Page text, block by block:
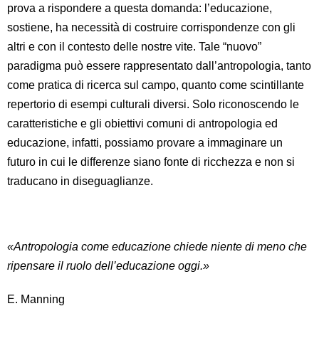
prova a rispondere a questa domanda: l’educazione,
sostiene, ha necessità di costruire corrispondenze con gli
altri e con il contesto delle nostre vite. Tale “nuovo”
paradigma può essere rappresentato dall’antropologia, tanto
come pratica di ricerca sul campo, quanto come scintillante
repertorio di esempi culturali diversi. Solo riconoscendo le
caratteristiche e gli obiettivi comuni di antropologia ed
educazione, infatti, possiamo provare a immaginare un
futuro in cui le differenze siano fonte di ricchezza e non si
traducano in diseguaglianze.
«Antropologia come educazione chiede niente di meno che
ripensare il ruolo dell’educazione oggi.»
E. Manning